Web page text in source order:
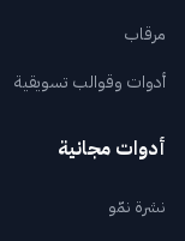
مرقاب
أدوات وقوالب تسويقية
أدوات مجانية
نشرة نمّو